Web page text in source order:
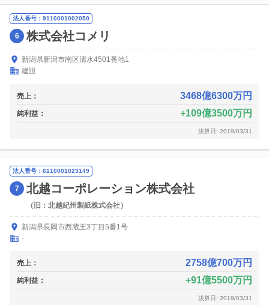
法人番号：9110001002050
6 株式会社コメリ
新潟県新潟市南区清水4501番地1
建設
売上： 3468億6300万円
純利益： 109億3500万円
決算日: 2019/03/31
法人番号：6110001023149
7 北越コーポレーション株式会社
（旧：北越紀州製紙株式会社）
新潟県長岡市西蔵王3丁目5番1号
-
売上： 2758億700万円
純利益： 91億5500万円
決算日: 2019/03/31